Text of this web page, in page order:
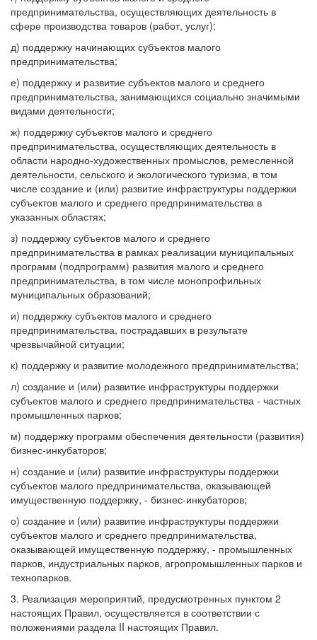
предпринимательства, осуществляющих деятельность в
сфере производства товаров (работ, услуг);
д) поддержку начинающих субъектов малого
предпринимательства;
е) поддержку и развитие субъектов малого и среднего
предпринимательства, занимающихся социально значимыми
видами деятельности;
ж) поддержку субъектов малого и среднего
предпринимательства, осуществляющих деятельность в
области народно-художественных промыслов, ремесленной
деятельности, сельского и экологического туризма, в том
числе создание и (или) развитие инфраструктуры поддержки
субъектов малого и среднего предпринимательства в
указанных областях;
з) поддержку субъектов малого и среднего
предпринимательства в рамках реализации муниципальных
программ (подпрограмм) развития малого и среднего
предпринимательства, в том числе монопрофильных
муниципальных образований;
и) поддержку субъектов малого и среднего
предпринимательства, пострадавших в результате
чрезвычайной ситуации;
к) поддержку и развитие молодежного предпринимательства;
л) создание и (или) развитие инфраструктуры поддержки
субъектов малого и среднего предпринимательства - частных
промышленных парков;
м) поддержку программ обеспечения деятельности (развития)
бизнес-инкубаторов;
н) создание и (или) развитие инфраструктуры поддержки
субъектов малого предпринимательства, оказывающей
имущественную поддержку, - бизнес-инкубаторов;
о) создание и (или) развитие инфраструктуры поддержки
субъектов малого и среднего предпринимательства,
оказывающей имущественную поддержку, - промышленных
парков, индустриальных парков, агропромышленных парков и
технопарков.
3. Реализация мероприятий, предусмотренных пунктом 2
настоящих Правил, осуществляется в соответствии с
положениями раздела II настоящих Правил.